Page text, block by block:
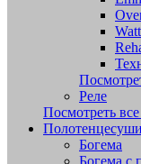
Реле
Посмотреть
Богема
Богема с